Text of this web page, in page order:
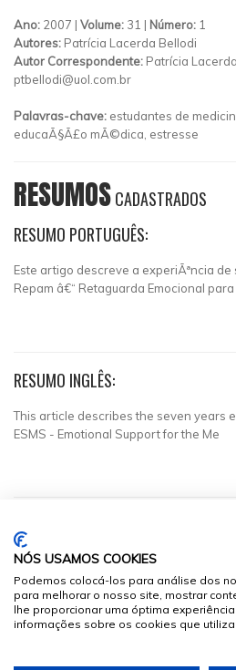
Ano: 2007 | Volume: 31 | Número: 1
Autores: Patrícia Lacerda Bellodi
Autor Correspondente: Patrícia
ptbellodi@uol.com.br
Palavras-chave: estudantes de
educaÃ§Ã£o mÃ©dica, estresse
RESUMOSCADASTRADOS
RESUMO PORTUGUÊS:
Este artigo descreve a experiÃªncia
Repam â€“ Retaguarda Emocional para
RESUMO INGLÊS:
This article describes the seven years
ESMS - Emotional Support for the Me
NÓS USAMOS COOKIES
Podemos colocá-los para análise dos
para melhorar o nosso site, mostrar
lhe proporcionar uma óptima
informações sobre os cookies que